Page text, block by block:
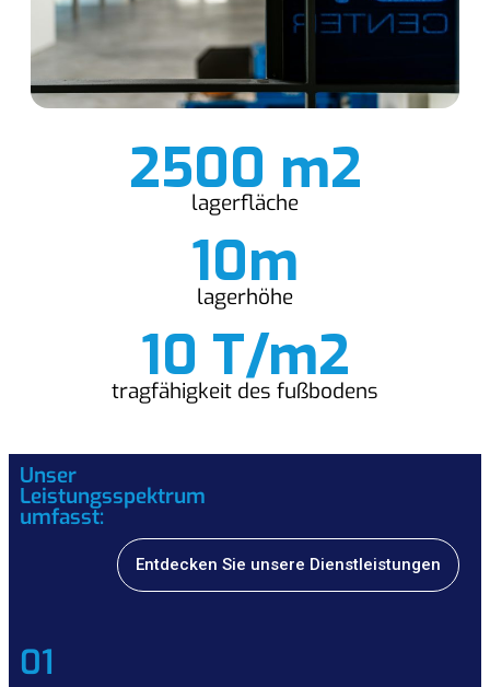
2500 m2
lagerfläche
10m
lagerhöhe
10 T/m2
tragfähigkeit des fußbodens
Unser
Leistungsspektrum
umfasst:
Entdecken Sie unsere Dienstleistungen
01